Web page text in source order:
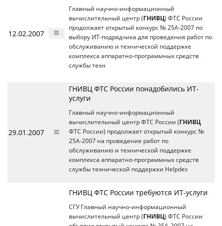
12.02.2007
Главный научно-информационный
вычислительный центр (ГНИВЦ) ФТС России
продолжает открытый конкурс № 25А-2007 по
выбору ИТ-подрядчика для проведения работ по
обслуживанию и технической поддержке
комплекса аппаратно-программных средств
службы техн
29.01.2007
ГНИВЦ ФТС России понадобились ИТ-
услуги
Главный научно-информационный
вычислительный центр ФТС России (ГНИВЦ
ФТС России) продолжает открытый конкурс №
25А-2007 на проведение работ по
обслуживанию и технической поддержке
комплекса аппаратно-программных средств
службы технической поддержки Helpdes
ГНИВЦ ФТС России требуются ИТ-услуги
СГУ Главный научно-информационный
вычислительный центр (ГНИВЦ) ФТС России